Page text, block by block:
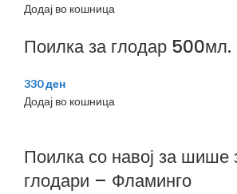
Додај во кошница
Поилка за глодар
330ден
Додај во кошница
Поилка со навој за шише
глодари – Фламинго